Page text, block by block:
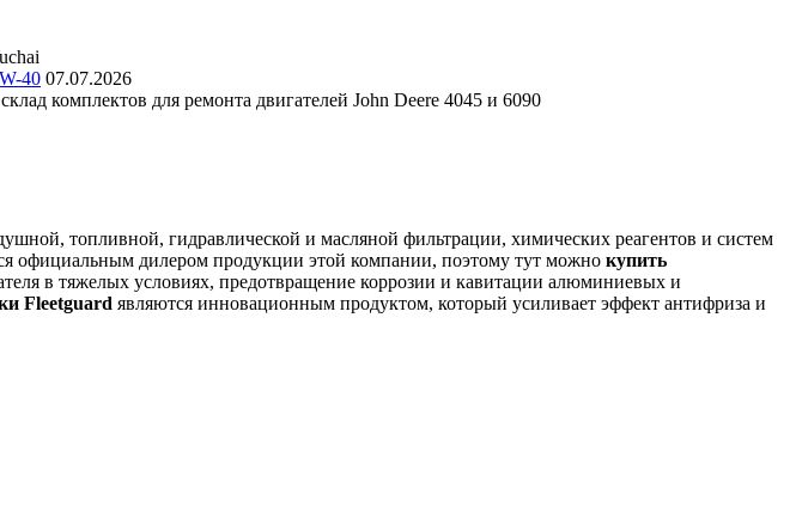
40 07.07.2026
комплектов для ремонта двигателей John Deere 4045 и 6090
топливной, гидравлической и масляной фильтрации, химических реагентов и систем
официальным дилером продукции этой компании, поэтому тут можно купить
в тяжелых условиях, предотвращение коррозии и кавитации алюминиевых и
Fleetguard являются инновационным продуктом, который усиливает эффект антифриза и